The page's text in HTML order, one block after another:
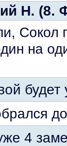
Н. (8.
Сокол
на
будет
4